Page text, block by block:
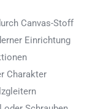
Canvas-Stoff
Einrichtung
Charakter